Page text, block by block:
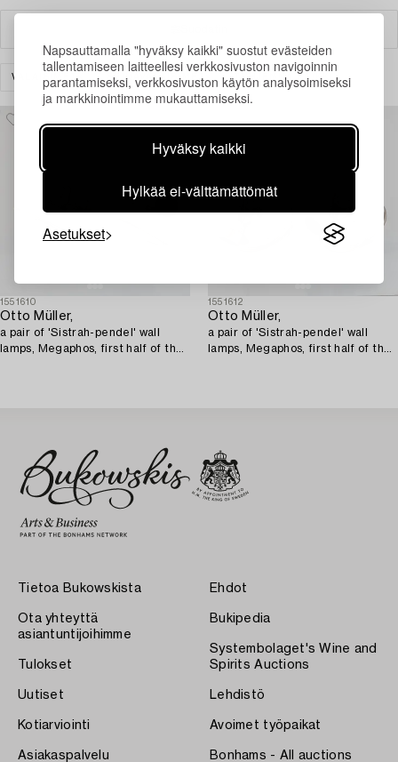
Napsauttamalla "hyväksy kaikki" suostut evästeiden
tallentamiseen laitteellesi verkkosivuston navigoinnin
parantamiseksi, verkkosivuston käytön analysoimiseksi
ja markkinointimme mukauttamiseksi.
Hyväksy kaikki
Hylkää ei-välttämättömät
Asetukset
VALAISIMET SEINÄVALAISIMET TYHJENNÄ KAIKKI
1551610
Otto Müller,
a pair of 'Sistrah-pendel' wall
lamps, Megaphos, first half of the
1551612
Otto Müller,
a pair of 'Sistrah-pendel' wall
lamps, Megaphos, first half of the
Tietoa Bukowskista
Ota yhteyttä
asiantuntijoihimme
Tulokset
Uutiset
Kotiarviointi
Asiakaspalvelu
Ehdot
Bukipedia
Systembolaget's Wine and
Spirits Auctions
Lehdistö
Avoimet työpaikat
Bonhams - All auctions